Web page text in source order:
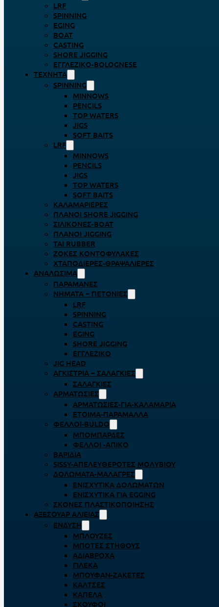
LRF
SPINNING
EGING
BOAT
CASTING
SHORE JIGGING
ΕΓΓΛΈΖΙΚΟ-BOLOGNESE
ΤΕΧΝΗΤΆ
SPINNING
MINNOWS
PENCILS
TOP WATERS
JIGS
SOFT BAITS
LRF
MINNOWS
PENCILS
JIGS
TOP WATERS
SOFT BAITS
ΚΑΛΑΜΑΡΙΈΡΕΣ
ΠΛΆΝΟΙ SHORE JIGGING
ΣΙΛΙΚΌΝΕΣ-BOAT
ΠΛΆΝΟΙ JIGGING
TAI RUBBER
ΖΌΚΕΣ ΚΟΝΤΟΦΎΛΑΚΕΣ
ΧΤΑΠΟΔΙΈΡΕΣ-ΘΡΑΨΑΛΙΈΡΕΣ
ΑΝΑΛΏΣΙΜΑ
ΠΑΡΑΜΆΝΕΣ
ΝΉΜΑΤΑ – ΠΕΤΟΝΙΈΣ
LRF
SPINNING
CASTING
EGING
SHORE JIGGING
ΕΓΓΛΈΖΙΚΟ
JIG HEAD
ΑΓΚΊΣΤΡΙΑ – ΣΑΛΑΓΚΙΈΣ
ΣΑΛΑΓΚΙΈΣ
ΑΡΜΑΤΩΣΙΈΣ
ΑΡΜΑΤΩΣΙΈΣ-ΓΙΑ-ΚΑΛΑΜΆΡΙΑ
ΈΤΟΙΜΑ-ΠΑΡΆΜΑΛΛΑ
ΦΕΛΛΟΊ-BULDO
ΜΠΟΜΠΆΡΔΕΣ
ΦΕΛΛΟΊ -ΑΠΊΚΟ
ΒΑΡΊΔΙΑ
SISSY-ΑΠΕΛΕΥΘΕΡΟΤΈΣ ΜΟΛΥΒΙΟΎ
ΔΟΛΏΜΑΤΑ-ΜΑΛΆΓΡΕΣ
ΕΝΙΣΧΥΤΙΚΆ ΔΟΛΩΜΆΤΩΝ
ΕΝΙΣΧΥΤΙΚΆ ΓΙΑ EGGING
ΣΚΌΝΕΣ ΠΛΑΣΤΙΚΟΠΟΊΗΣΗΣ
ΑΞΕΣΟΥΆΡ ΑΛΙΕΊΑΣ
ΈΝΔΥΣΗ
ΜΠΛΟΎΖΕΣ
ΜΠΌΤΕΣ ΣΤΉΘΟΥΣ
ΑΔΙΆΒΡΟΧΑ
ΓΙΛΈΚΑ
ΜΠΟΥΦΆΝ-ΖΑΚΈΤΕΣ
ΚΆΛΤΣΕΣ
ΚΑΠΈΛΑ
ΣΚΟΎΦΟΙ